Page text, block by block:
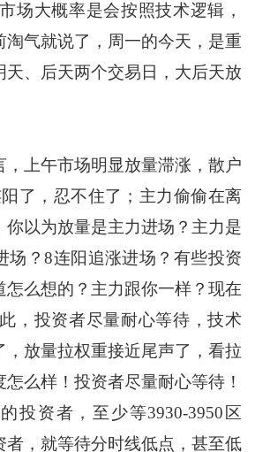
场大概率是会按照技术逻辑，
淘气就说了，周一的今天，是重
天、后天两个交易日，大后天放
上午市场明显放量滞涨，散户
了，忍不住了；主力偷偷在离
你以为放量是主力进场？主力是
场？8连阳追涨进场？有些投资
怎么想的？主力跟你一样？现在
，投资者尽量耐心等待，技术
，放量拉权重接近尾声了，看拉
么样！投资者尽量耐心等待！
投资者，至少等3930-3950区
者，就等待分时线低点，甚至低